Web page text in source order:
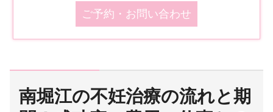
ご予約・お問い合わせ
南堀江の不妊治療の流れと期